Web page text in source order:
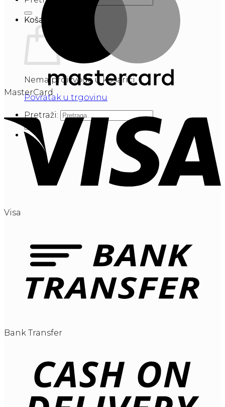
Košarica
Nema proizvoda u košarici.
Povratak u trgovinu
Pretraži:
MasterCard
Visa
Bank Transfer